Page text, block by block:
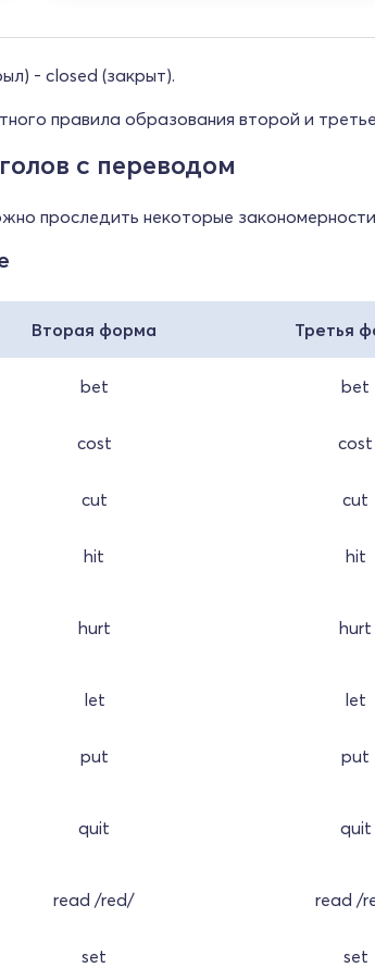
- closed (закрыт).
правила образования второй и
с переводом
проследить некоторые
Вторая форма Третья
bet bet
cost cost
cut cut
hit hit
hurt hurt
let let
put put
quit quit
read /red/ read /
set set